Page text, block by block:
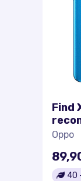
Find
Oppo
40